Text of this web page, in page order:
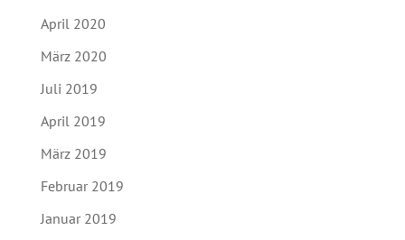
April 2020
März 2020
Juli 2019
April 2019
März 2019
Februar 2019
Januar 2019